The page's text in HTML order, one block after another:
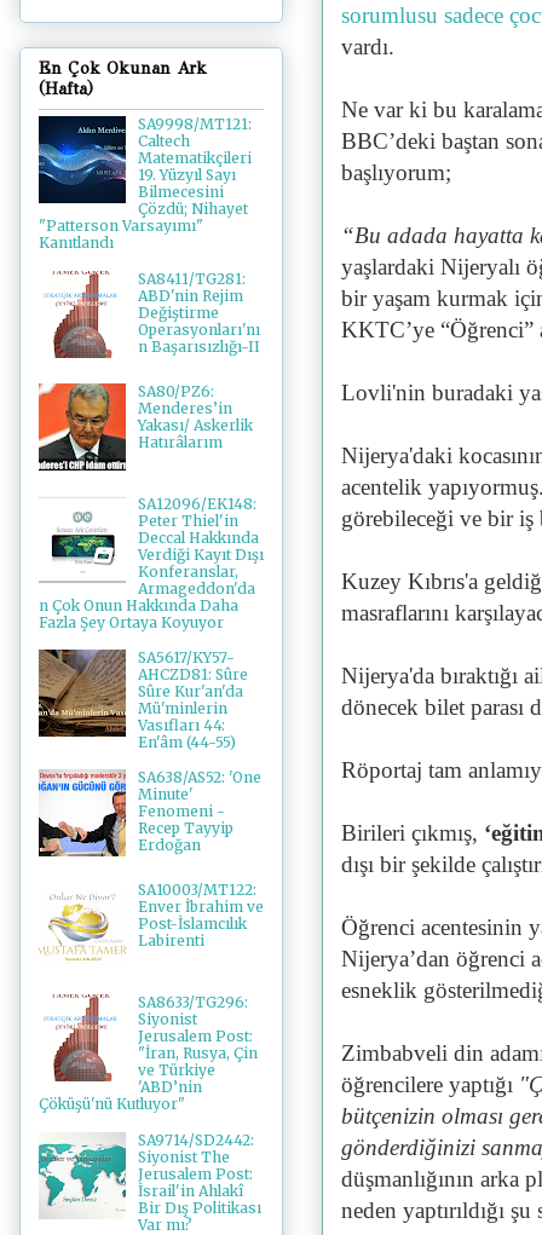
sorumlusu sadece
vardı.
Ne var ki bu
BBC’deki baştan
başlıyorum;
“Bu adada hayatta
yaşlardaki Nijeryalı
bir yaşam kurmak
KKTC’ye “Öğrenci”
Lovli'nin buradaki
Nijerya'daki
acentelik
görebileceği ve bir iş
Kuzey Kıbrıs'a
masraflarını
Nijerya'da bıraktığı
dönecek bilet parası
Röportaj tam
Birileri çıkmış,
dışı bir şekilde
Öğrenci acentesinin
Nijerya’dan öğrenci
esneklik
Zimbabveli din
öğrencilere yaptığı
bütçenizin olması
gönderdiğinizi
düşmanlığının arka
neden yaptırıldığı
En Çok Okunan Ark
(Hafta)
SA9998/MT121:
Caltech
Matematikçileri
19. Yüzyıl Sayı
Bilmecesini
Çözdü; Nihayet
"Patterson Varsayımı"
Kanıtlandı
SA8411/TG281:
ABD'nin Rejim
Değiştirme
Operasyonları'nı
n Başarısızlığı-II
SA80/PZ6:
Menderes’in
Yakası/ Askerlik
Hatırâlarım
SA12096/EK148:
Peter Thiel'in
Deccal Hakkında
Verdiği Kayıt Dışı
Konferanslar,
Armageddon'da
n Çok Onun Hakkında Daha
Fazla Şey Ortaya Koyuyor
SA5617/KY57-
AHCZD81: Sûre
Sûre Kur'an'da
Mü'minlerin
Vasıfları 44:
En'âm (44-55)
SA638/AS52: 'One
Minute'
Fenomeni -
Recep Tayyip
Erdoğan
SA10003/MT122:
Enver İbrahim ve
Post-İslamcılık
Labirenti
SA8633/TG296:
Siyonist
Jerusalem Post:
"İran, Rusya, Çin
ve Türkiye
'ABD’nin
Çöküşü'nü Kutluyor"
SA9714/SD2442:
Siyonist The
Jerusalem Post:
İsrail'in Ahlakî
Bir Dış Politikası
Var mı?